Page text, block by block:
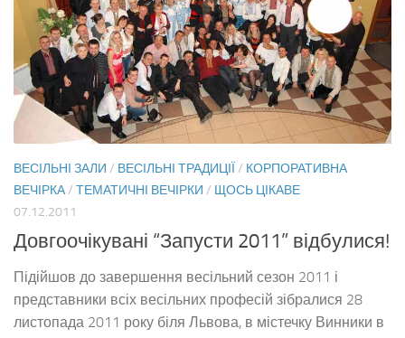
ВЕСІЛЬНІ ЗАЛИ / ВЕСІЛЬНІ ТРАДИЦІЇ / КОРПОРАТИВНА
ВЕЧІРКА/ ТЕМАТИЧНІ ВЕЧІРКИ / ЩОСЬ ЦІКАВЕ
07.12.2011
Довгоочікувані “Запусти 2011” відбулися!
Підійшов до завершення весільний сезон 2011 і
представники всіх весільних професій зібралися 28
листопада 2011 року біля Львова, в містечку Винники в